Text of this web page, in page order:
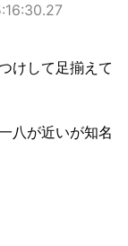
けして足揃えて
八が近いが知名